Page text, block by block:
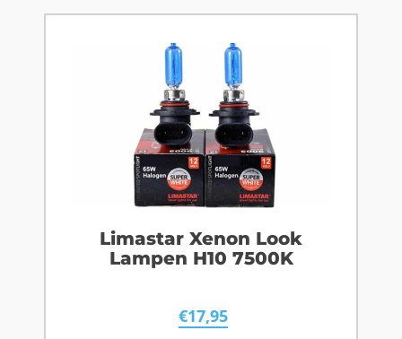
Limastar Xenon Look
Lampen H10 7500K
€17,95